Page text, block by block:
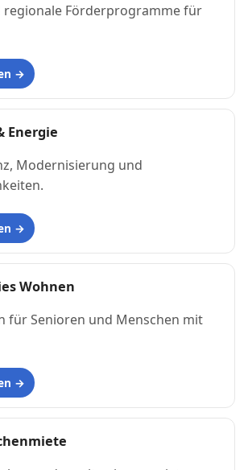
regionale Förderprogramme für
Energie
Modernisierung und
Wohnen
für Senioren und Menschen mit